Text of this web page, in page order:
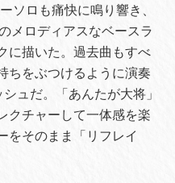
ロも痛快に鳴り響き、
メロディアスなベースラ
に描いた。過去曲もすべ
ちをぶつけるように演奏
ュだ。「あんたが大将」
クチャーして一体感を楽
をそのまま「リフレイ